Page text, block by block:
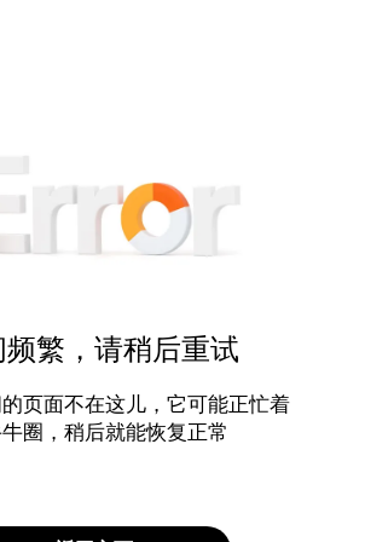
频繁，请稍后重试
页面不在这儿，它可能正忙着
圈，稍后就能恢复正常